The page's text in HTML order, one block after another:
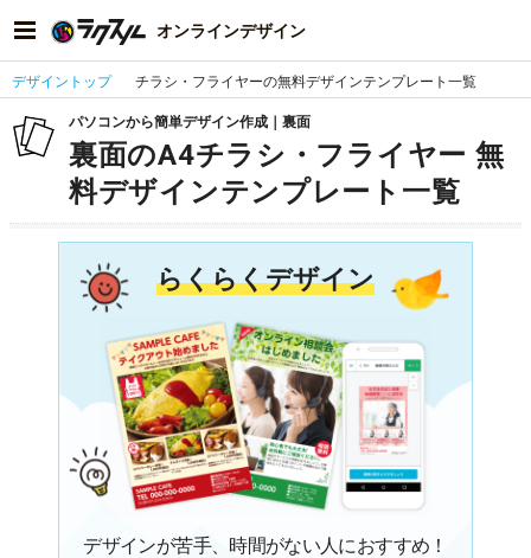
オンラインデザイン
デザイントップ チラシ・フライヤーの無料デザインテンプレート一覧
パソコンから簡単デザイン作成｜裏面
裏面のA4チラシ・フライヤー 無
料デザインテンプレート一覧
らくらくデザイン
デザインが苦手、時間がない人におすすめ！